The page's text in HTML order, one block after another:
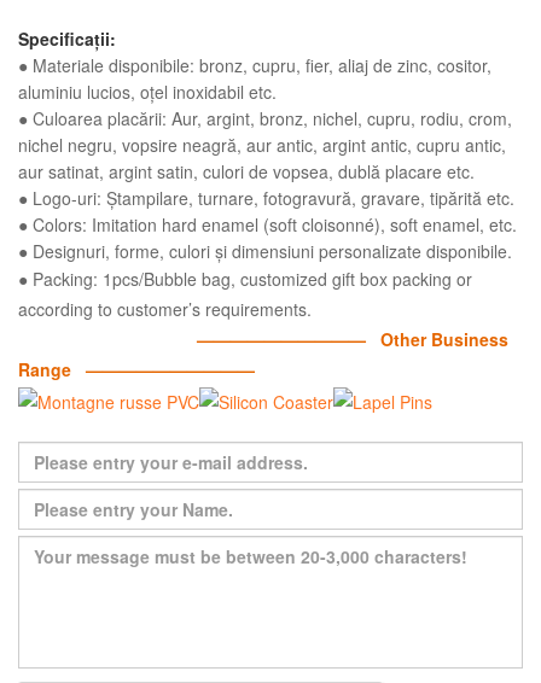
Specificații:
● Materiale disponibile: bronz, cupru, fier, aliaj de zinc, cositor,
aluminiu lucios, oțel inoxidabil etc.
● Culoarea placării: Aur, argint, bronz, nichel, cupru, rodiu, crom,
nichel negru, vopsire neagră, aur antic, argint antic, cupru antic,
aur satinat, argint satin, culori de vopsea, dublă placare etc.
● Logo-uri: Ștampilare, turnare, fotogravură, gravare, tipărită etc.
● Colors: Imitation hard enamel (soft cloisonné), soft enamel, etc.
● Designuri, forme, culori și dimensiuni personalizate disponibile.
● Packing: 1pcs/Bubble bag, customized gift box packing or
according to customer’s requirements.
—————————— Other Business
Range ——————————